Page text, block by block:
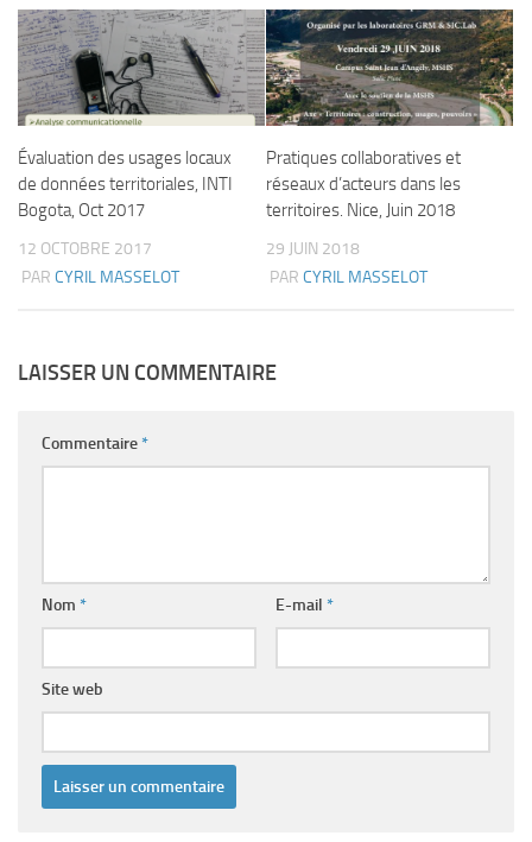
Évaluation des usages locaux
de données territoriales, INTI
Bogota, Oct 2017
12 OCTOBRE 2017
PAR CYRIL MASSELOT
Pratiques collaboratives et
réseaux d’acteurs dans les
territoires. Nice, Juin 2018
29 JUIN 2018
PAR CYRIL MASSELOT
LAISSER UN COMMENTAIRE
Commentaire*
Nom * E-mail *
Site web